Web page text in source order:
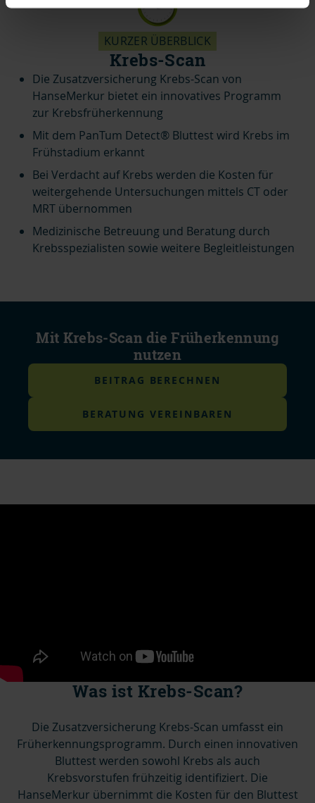
KURZER ÜBERBLICK
Krebs-Scan
Die Zusatzversicherung Krebs-Scan von
HanseMerkur bietet ein innovatives Programm
zur Krebsfrüherkennung
Mit dem PanTum Detect® Bluttest wird Krebs im
Frühstadium erkannt
Bei Verdacht auf Krebs werden die Kosten für
weitergehende Untersuchungen mittels CT oder
MRT übernommen
Medizinische Betreuung und Beratung durch
Krebsspezialisten sowie weitere Begleitleistungen
Mit Krebs-Scan die Früherkennung
nutzen
BEITRAG BERECHNEN
BERATUNG VEREINBAREN
Was ist Krebs-Scan?
Die Zusatzversicherung Krebs-Scan umfasst ein
Früherkennungsprogramm. Durch einen innovativen
Bluttest werden sowohl Krebs als auch
Krebsvorstufen frühzeitig identifiziert. Die
HanseMerkur übernimmt die Kosten für den Bluttest